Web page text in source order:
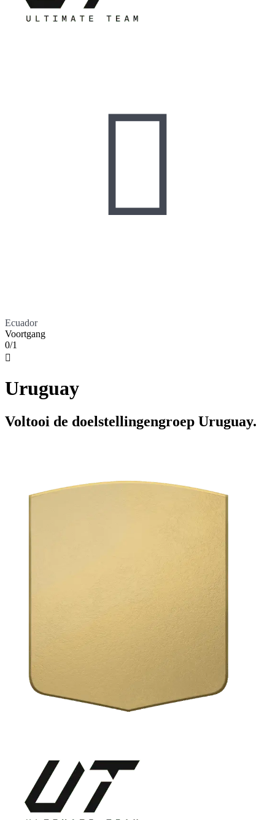

Ecuador
Voortgang
0/1

Uruguay
Voltooi de doelstellingengroep Uruguay.